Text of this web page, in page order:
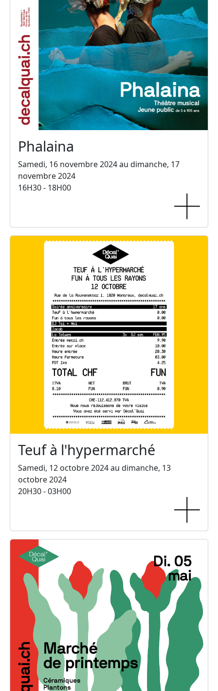
Phalaina
Samedi, 16 novembre 2024 au dimanche, 17
novembre 2024
16H30 - 18H00
Teuf à l'hypermarché
Samedi, 12 octobre 2024 au dimanche, 13
octobre 2024
20H30 - 03H00